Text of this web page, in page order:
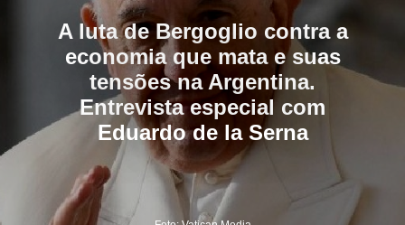
A luta de Bergoglio contra a
economia que mata e suas
tensões na Argentina.
Entrevista especial com
Eduardo de la Serna